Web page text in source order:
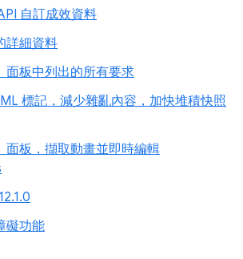
自訂成效資料
詳細資料
面板中列出的所有要求
標記，減少雜亂內容，加快堆積快照
面板，擷取動畫並即時編輯
礙功能